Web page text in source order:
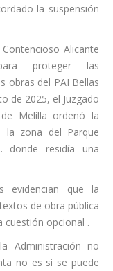
la suspensión
Alicante
proteger las
obras del PAI Bellas
de 2025, el Juzgado
Melilla ordenó la
la zona del Parque
donde residía una
evidencian que la
de obra pública
cuestión opcional .
Administración no
no es si se puede